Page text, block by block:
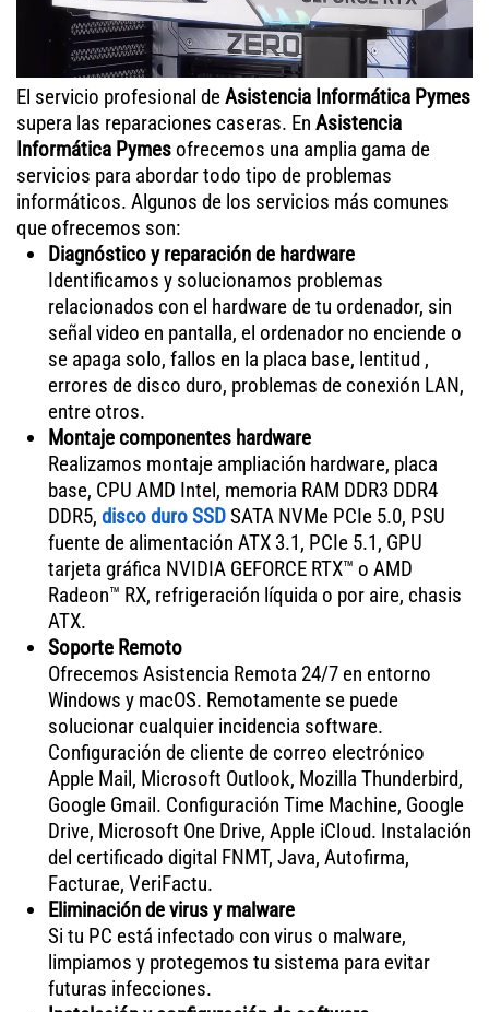
El servicio profesional deAsistencia Informática Pymes
supera las reparaciones caseras. En Asistencia
Informática Pymesofrecemos una amplia gama de
servicios para abordar todo tipo de problemas
informáticos. Algunos de los servicios más comunes
que ofrecemos son:
Diagnóstico y reparación de hardware
Identificamos y solucionamos problemas
relacionados con el hardware de tu ordenador, sin
señal video en pantalla, el ordenador no enciende o
se apaga solo, fallos en la placa base, lentitud ,
errores de disco duro, problemas de conexión LAN,
entre otros.
Montaje componentes hardware
Realizamos montaje ampliación hardware, placa
base, CPU AMD Intel, memoria RAM DDR3 DDR4
DDR5, disco duro SSDSATA NVMe PCIe 5.0, PSU
fuente de alimentación ATX 3.1, PCIe 5.1, GPU
tarjeta gráfica NVIDIA GEFORCE RTX™ o AMD
Radeon™ RX, refrigeración líquida o por aire, chasis
ATX.
Soporte Remoto
Ofrecemos Asistencia Remota 24/7 en entorno
Windows y macOS. Remotamente se puede
solucionar cualquier incidencia software.
Configuración de cliente de correo electrónico
Apple Mail, Microsoft Outlook, Mozilla Thunderbird,
Google Gmail. Configuración Time Machine, Google
Drive, Microsoft One Drive, Apple iCloud. Instalación
del certificado digital FNMT, Java, Autofirma,
Facturae, VeriFactu.
Eliminación de virus y malware
Si tu PC está infectado con virus o malware,
limpiamos y protegemos tu sistema para evitar
futuras infecciones.